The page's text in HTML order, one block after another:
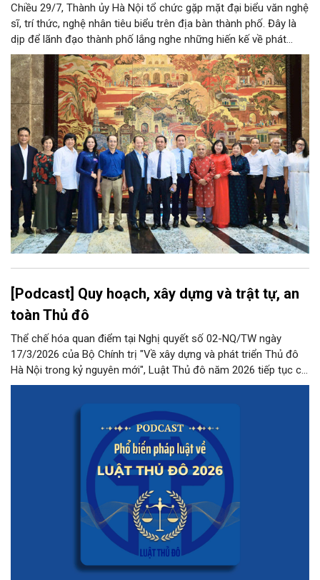
Chiều 29/7, Thành ủy Hà Nội tổ chức gặp mặt đại biểu văn nghệ
sĩ, trí thức, nghệ nhân tiêu biểu trên địa bàn thành phố. Đây là
dịp để lãnh đạo thành phố lắng nghe những hiến kế về phát
triển khoa học công nghệ, đổi mới sáng tạo, công nghiệp văn
hóa và phát huy nguồn lực con người, góp phần tạo động lực
mới cho sự phát triển nhanh, bền vững của Thủ đô.
[Podcast] Quy hoạch, xây dựng và trật tự, an
toàn Thủ đô
Thể chế hóa quan điểm tại Nghị quyết số 02-NQ/TW ngày
17/3/2026 của Bộ Chính trị "Về xây dựng và phát triển Thủ đô
Hà Nội trong kỷ nguyên mới", Luật Thủ đô năm 2026 tiếp tục có
những quy định đột phá, phân quyền mạnh mẽ cho Thủ đô